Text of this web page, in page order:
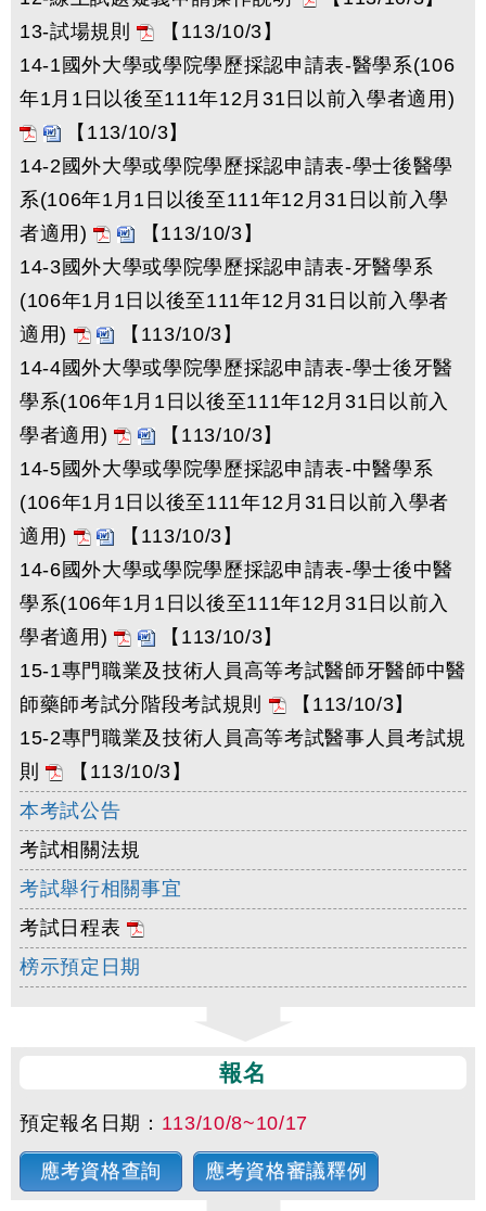
13-試場規則
【113/10/3】
14-1國外大學或學院學歷採認申請表-醫學系(106
年1月1日以後至111年12月31日以前入學者適用)
【113/10/3】
14-2國外大學或學院學歷採認申請表-學士後醫學
系(106年1月1日以後至111年12月31日以前入學
者適用)
【113/10/3】
14-3國外大學或學院學歷採認申請表-牙醫學系
(106年1月1日以後至111年12月31日以前入學者
適用)
【113/10/3】
14-4國外大學或學院學歷採認申請表-學士後牙醫
學系(106年1月1日以後至111年12月31日以前入
學者適用)
【113/10/3】
14-5國外大學或學院學歷採認申請表-中醫學系
(106年1月1日以後至111年12月31日以前入學者
適用)
【113/10/3】
14-6國外大學或學院學歷採認申請表-學士後中醫
學系(106年1月1日以後至111年12月31日以前入
學者適用)
【113/10/3】
15-1專門職業及技術人員高等考試醫師牙醫師中醫
師藥師考試分階段考試規則
【113/10/3】
15-2專門職業及技術人員高等考試醫事人員考試規
則
【113/10/3】
本考試公告
考試相關法規
考試舉行相關事宜
考試日程表
榜示預定日期
報名
預定報名日期： 113/10/8~10/17
應考資格查詢 應考資格審議釋例